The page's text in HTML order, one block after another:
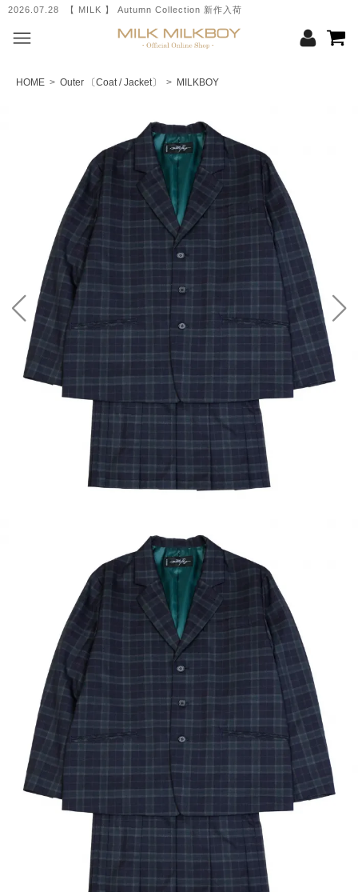
2026.07.28 【 MILK 】 Autumn Collection 新作入荷
HOME > Outer 〔Coat / Jacket〕 > MILKBOY